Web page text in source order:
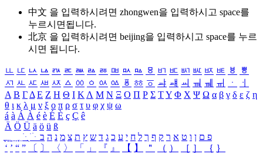
中文 을 입력하시려면 zhongwen을 입력하시고 space를
누르시면됩니다.
北京 을 입력하시려면 beijing을 입력하시고 space를 누르
시면 됩니다.
ㅥ ㅦ ㅧ ㅨ ㅩ ㅪ ㅫ ㅬ ㅭ ㅮ ㅯ ㅰ ㅱ ㅲ ㅳ ㅴ ㅵ ㅶ ㅷ ㅸ
ㅹ
ㅺ ㅻ ㅼ ㅽ ㅾ ㅿ ㆀ ㆁ ㆂ ㆃ ㆄ ㆅ ㆆ ㆇ ㆈ ㆉ ㆊ ㆋ ㆌ ㆍ
ㆎ
Α Β ΓΔ Ε Ζ Η Θ Ι ΚΛ Μ Ν Ξ Ο Π Ρ Σ ΤΥ Φ Χ Ψ Ω α β γ δ ε ζ η
θ ι κ λ μ ν ξ ο π ρ σ τ υ φ χ ψ ω
á à Á À é è É È ç Ç ê
Ä Ö Ü ä ö ü ß
ִֶֹ ֻּ ׁׂ פ ם ן ו ט א ר ק ף ך ל ח י ע כ ג ד ש ץ ת צ מ נ ה ב
‘ ’ “ ” 〔 〕 〈 〉 「 」 『 』 【 】 ＂ （ ） ［ ］ ｛ ｝